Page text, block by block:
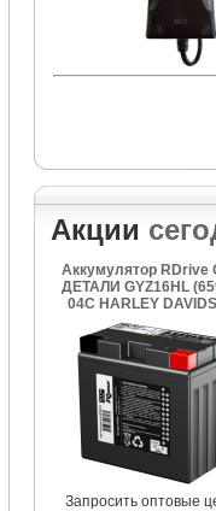
Акции
Аккумулятор RDrive
ДЕТАЛИ GYZ16HL
04C HARLEY
Запросить оптовые